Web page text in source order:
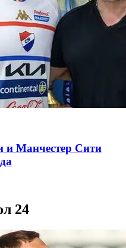
и Манчестер Сити
24